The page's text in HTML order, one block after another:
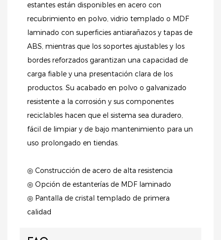
estantes están disponibles en acero con
recubrimiento en polvo, vidrio templado o MDF
laminado con superficies antiarañazos y tapas de
ABS, mientras que los soportes ajustables y los
bordes reforzados garantizan una capacidad de
carga fiable y una presentación clara de los
productos. Su acabado en polvo o galvanizado
resistente a la corrosión y sus componentes
reciclables hacen que el sistema sea duradero,
fácil de limpiar y de bajo mantenimiento para un
uso prolongado en tiendas.
◎ Construcción de acero de alta resistencia
◎ Opción de estanterías de MDF laminado
◎ Pantalla de cristal templado de primera
calidad